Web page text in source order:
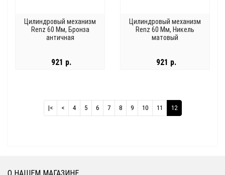
Цилиндровый механизм
Renz 60 Мм, Бронза
античная
921 р.
Цилиндровый механизм
Renz 60 Мм, Никель
матовый
921 р.
|< < 4 5 6 7 8 9 10 11 12